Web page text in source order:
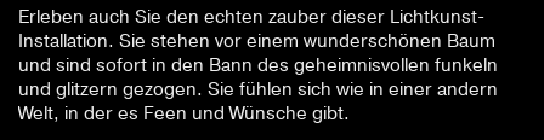
Erleben auch Sie den echten zauber dieser Lichtkunst-
Installation. Sie stehen vor einem wunderschönen Baum
und sind sofort in den Bann des geheimnisvollen funkeln
und glitzern gezogen. Sie fühlen sich wie in einer andern
Welt, in der es Feen und Wünsche gibt.